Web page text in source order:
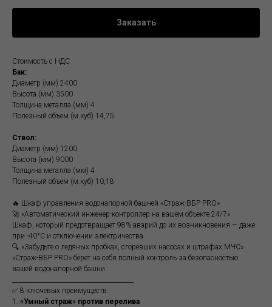
Заказать
Стоимость с НДС
Бак:
Диаметр (мм) 2400
Высота (мм) 3500
Толщина металла (мм) 4
Полезный объем (м.куб) 14,75
Ствол:
Диаметр (мм) 1200
Высота (мм) 9000
Толщина металла (мм) 4
Полезный объем (м.куб) 10,18
🔥 Шкаф управления водонапорной башней «Страж-ВБР PRO»
🚀 «Автоматический инженер-контроллер на вашем объекте 24/7»
Шкаф, который предотвращает 98% аварий до их возникновения — даже
при -40°C и отключении электричества.
🔍 «Забудьте о ледяных пробках, сгоревших насосах и штрафах МЧС»
«Страж-ВБР PRO» берет на себя полный контроль за безопасностью
вашей водонапорной башни.
✅ 8 ключевых преимуществ:
1. «Умный страж» против перелива